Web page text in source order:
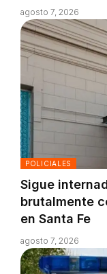
agosto 7, 2026
POLICIALES
Sigue
brutalmente
en Santa Fe
agosto 7, 2026